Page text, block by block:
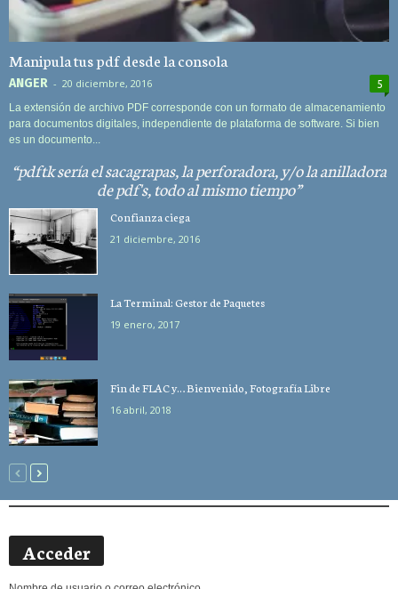
Manipula tus pdf desde la consola
ANGER - 20 diciembre, 2016 5
La extensión de archivo PDF corresponde con un formato de almacenamiento
para documentos digitales, independiente de plataforma de software. Si bien
es un documento...
pdftk sería el sacagrapas, la perforadora, y/o la anilladora
de pdf's, todo al mismo tiempo
Confianza ciega
21 diciembre, 2016
La Terminal: Gestor de Paquetes
19 enero, 2017
Fin de FLAC y… Bienvenido, Fotografía Libre
16 abril, 2018
Acceder